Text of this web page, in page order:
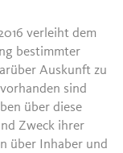
verleiht dem
bestimmter
Auskunft zu
sind
über diese
Zweck ihrer
über Inhaber und